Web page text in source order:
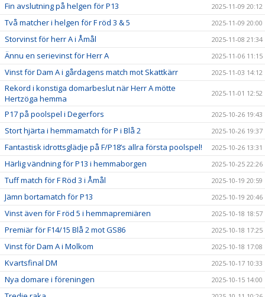
Fin avslutning på helgen för P13 2025-11-09 20:12
Två matcher i helgen för F röd 3 & 5 2025-11-09 20:00
Storvinst för herr A i Åmål 2025-11-08 21:34
Ännu en serievinst för Herr A 2025-11-06 11:15
Vinst för Dam A i gårdagens match mot Skattkärr 2025-11-03 14:12
Rekord i konstiga domarbeslut när Herr A mötte
Hertzöga hemma
2025-11-01 12:52
P17 på poolspel i Degerfors 2025-10-26 19:43
Stort hjärta i hemmamatch för P i Blå 2 2025-10-26 19:37
Fantastisk idrottsglädje på F/P18’s allra första poolspel! 2025-10-26 13:31
Härlig vändning för P13 i hemmaborgen 2025-10-25 22:26
Tuff match för F Röd 3 i Åmål 2025-10-19 20:59
Jämn bortamatch för P13 2025-10-19 20:46
Vinst även för F röd 5 i hemmapremiären 2025-10-18 18:57
Premiär för F14/15 Blå 2 mot GS86 2025-10-18 17:25
Vinst för Dam A i Molkom 2025-10-18 17:08
Kvartsfinal DM 2025-10-17 10:33
Nya domare i föreningen 2025-10-15 14:00